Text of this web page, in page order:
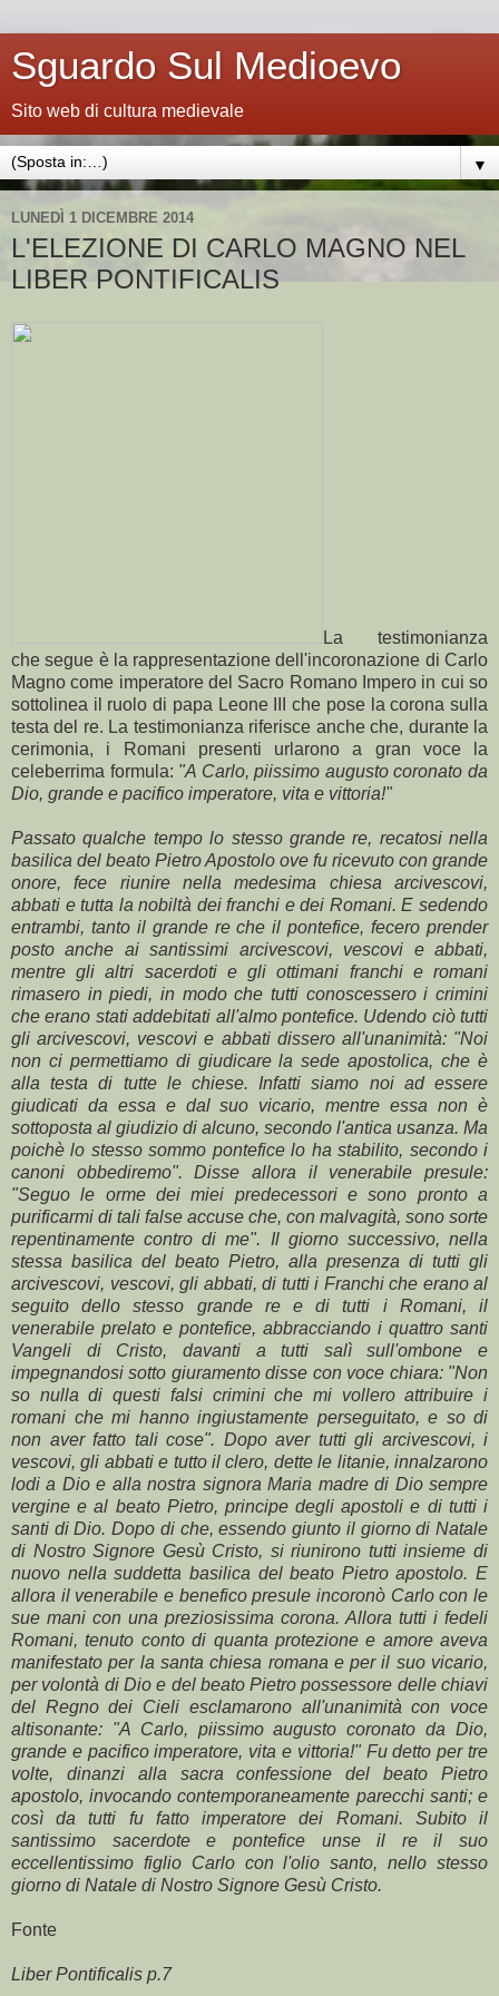
Sguardo Sul Medioevo
Sito web di cultura medievale
▼
LUNEDÌ 1 DICEMBRE 2014
L'ELEZIONE DI CARLO MAGNO NEL
LIBER PONTIFICALIS
La testimonianza
che segue è la rappresentazione dell'incoronazione di Carlo
Magno come imperatore del Sacro Romano Impero in cui so
sottolinea il ruolo di papa Leone III che pose la corona sulla
testa del re. La testimonianza riferisce anche che, durante la
cerimonia, i Romani presenti urlarono a gran voce la
celeberrima formula: "A Carlo, piissimo augusto coronato da
Dio, grande e pacifico imperatore, vita e vittoria!"
Passato qualche tempo lo stesso grande re, recatosi nella
basilica del beato Pietro Apostolo ove fu ricevuto con grande
onore, fece riunire nella medesima chiesa arcivescovi,
abbati e tutta la nobiltà dei franchi e dei Romani. E sedendo
entrambi, tanto il grande re che il pontefice, fecero prender
posto anche ai santissimi arcivescovi, vescovi e abbati,
mentre gli altri sacerdoti e gli ottimani franchi e romani
rimasero in piedi, in modo che tutti conoscessero i crimini
che erano stati addebitati all'almo pontefice. Udendo ciò tutti
gli arcivescovi, vescovi e abbati dissero all'unanimità: "Noi
non ci permettiamo di giudicare la sede apostolica, che è
alla testa di tutte le chiese. Infatti siamo noi ad essere
giudicati da essa e dal suo vicario, mentre essa non è
sottoposta al giudizio di alcuno, secondo l'antica usanza. Ma
poichè lo stesso sommo pontefice lo ha stabilito, secondo i
canoni obbediremo". Disse allora il venerabile presule:
"Seguo le orme dei miei predecessori e sono pronto a
purificarmi di tali false accuse che, con malvagità, sono sorte
repentinamente contro di me". Il giorno successivo, nella
stessa basilica del beato Pietro, alla presenza di tutti gli
arcivescovi, vescovi, gli abbati, di tutti i Franchi che erano al
seguito dello stesso grande re e di tutti i Romani, il
venerabile prelato e pontefice, abbracciando i quattro santi
Vangeli di Cristo, davanti a tutti salì sull'ombone e
impegnandosi sotto giuramento disse con voce chiara: "Non
so nulla di questi falsi crimini che mi vollero attribuire i
romani che mi hanno ingiustamente perseguitato, e so di
non aver fatto tali cose". Dopo aver tutti gli arcivescovi, i
vescovi, gli abbati e tutto il clero, dette le litanie, innalzarono
lodi a Dio e alla nostra signora Maria madre di Dio sempre
vergine e al beato Pietro, principe degli apostoli e di tutti i
santi di Dio. Dopo di che, essendo giunto il giorno di Natale
di Nostro Signore Gesù Cristo, si riunirono tutti insieme di
nuovo nella suddetta basilica del beato Pietro apostolo. E
allora il venerabile e benefico presule incoronò Carlo con le
sue mani con una preziosissima corona. Allora tutti i fedeli
Romani, tenuto conto di quanta protezione e amore aveva
manifestato per la santa chiesa romana e per il suo vicario,
per volontà di Dio e del beato Pietro possessore delle chiavi
del Regno dei Cieli esclamarono all'unanimità con voce
altisonante: "A Carlo, piissimo augusto coronato da Dio,
grande e pacifico imperatore, vita e vittoria!" Fu detto per tre
volte, dinanzi alla sacra confessione del beato Pietro
apostolo, invocando contemporaneamente parecchi santi; e
così da tutti fu fatto imperatore dei Romani. Subito il
santissimo sacerdote e pontefice unse il re il suo
eccellentissimo figlio Carlo con l'olio santo, nello stesso
giorno di Natale di Nostro Signore Gesù Cristo.
Fonte
Liber Pontificalis p.7